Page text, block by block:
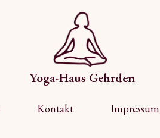
Yoga-Haus Gehrden
Kontakt Impressum